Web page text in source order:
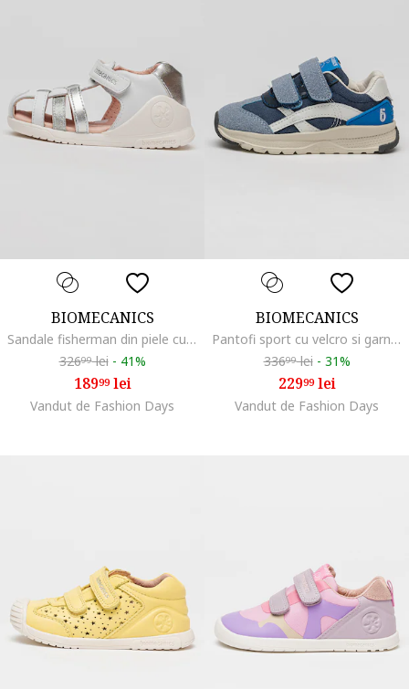
BIOMECANICS
Sandale fisherman din piele cu velcro
32699lei - 41%
18999lei
Vandut de Fashion Days
BIOMECANICS
Pantofi sport cu velcro si garnituri sintetice, Albastru inchis
33699lei - 31%
22999lei
Vandut de Fashion Days